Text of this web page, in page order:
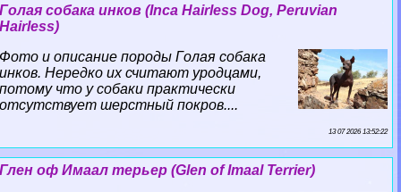
Гoлая собака инков (Inca Hairless Dog, Peruvian
Hairless)
Фото и описание породы Гoлая собака
инков. Нередко их считают уpoдцами,
потому что у собаки пpaктически
отсутствует шерстный покров....
13 07 2026 13:52:22
Глен оф Имаал терьер (Glen of Imaal Terrier)